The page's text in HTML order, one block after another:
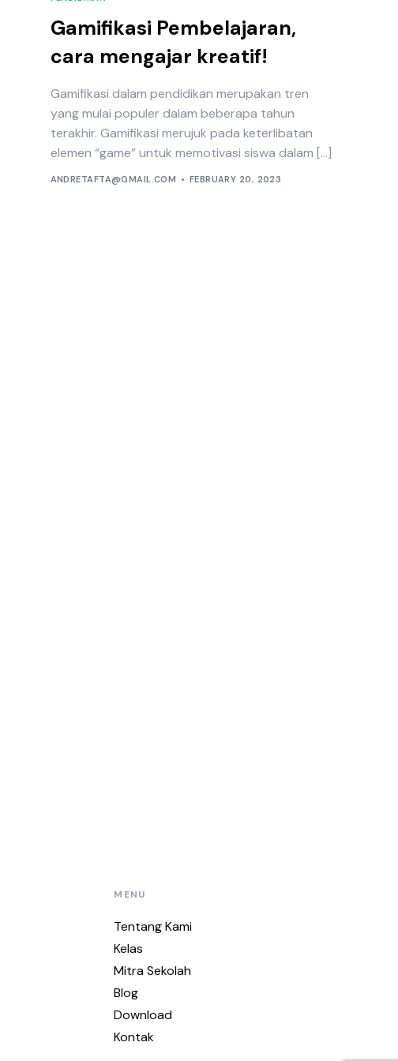
Gamifikasi Pembelajaran,
cara mengajar kreatif!
Gamifikasi dalam pendidikan merupakan tren
yang mulai populer dalam beberapa tahun
terakhir. Gamifikasi merujuk pada keterlibatan
elemen “game” untuk memotivasi siswa dalam […]
ANDRETAFTA@GMAIL.COM FEBRUARY 20, 2023
MENU
Tentang Kami
Kelas
Mitra Sekolah
Blog
Download
Kontak